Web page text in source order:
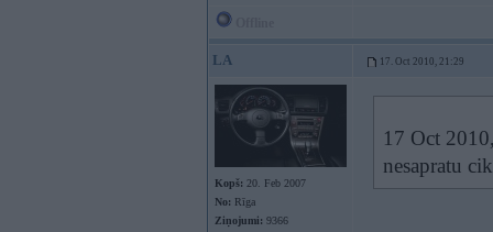
LA 17. Oct 2010, 21:29
Kopš: 20. Feb 2007
No: Rīga
Ziņojumi: 9366
17 Oct
nesapratu